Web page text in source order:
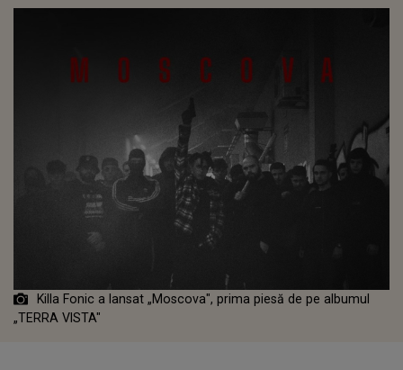
Killa Fonic a lansat „Moscova", prima piesă de pe albumul
„TERRA VISTA"